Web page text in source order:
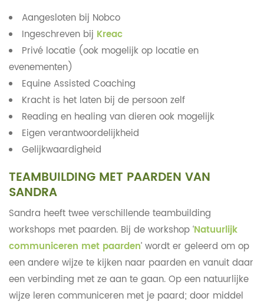
Aangesloten bij Nobco
Ingeschreven bij Kreac
Privé locatie (ook mogelijk op locatie en
evenementen)
Equine Assisted Coaching
Kracht is het laten bij de persoon zelf
Reading en healing van dieren ook mogelijk
Eigen verantwoordelijkheid
Gelijkwaardigheid
TEAMBUILDING MET PAARDEN VAN
SANDRA
Sandra heeft twee verschillende teambuilding
workshops met paarden. Bij de workshop ‘Natuurlijk
communiceren met paarden’ wordt er geleerd om op
een andere wijze te kijken naar paarden en vanuit daar
een verbinding met ze aan te gaan. Op een natuurlijke
wijze leren communiceren met je paard; door middel